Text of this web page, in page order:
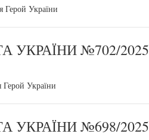
Герой України
УКРАЇНИ №702/2025
України
УКРАЇНИ №698/2025